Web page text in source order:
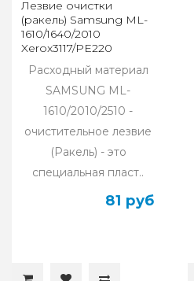
Лезвие очистки
(ракель) Samsung ML-
1610/1640/2010
Xerox3117/PE220
Расходный материал
SAMSUNG ML-
1610/2010/2510 -
очистительное лезвие
(Ракель) - это
специальная пласт..
81 руб